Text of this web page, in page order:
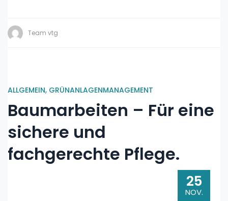
Team vtg
ALLGEMEIN, GRÜNANLAGENMANAGEMENT
Baumarbeiten – Für eine
sichere und
fachgerechte Pflege.
25
NOV.